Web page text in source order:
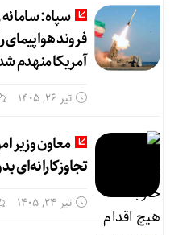
سپاه: سامانه
فروند
آمریکا منهدم
تیر ۲۶, ۱۴۰۵
معاون وزیر
تجاوزکارانه‌ای
تیر ۲۴, ۱۴۰۵